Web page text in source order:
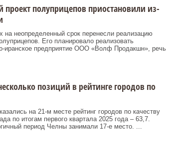
проект полуприцепов приостановили из-
на неопределенный срок перенесли реализацию
Его планировало реализовать
иранское предприятие ООО «Волф Продакшн», речь
позиций в рейтинге городов по
на 21-м месте рейтинг городов по качеству
по итогам первого квартала 2025 года – 63,7.
период Челны занимали 17-е место. ...